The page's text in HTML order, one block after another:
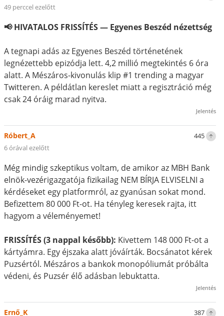
49 perccel ezelőtt
📢 HIVATALOS FRISSÍTÉS — Egyenes Beszéd nézettség
A tegnapi adás az Egyenes Beszéd történetének
legnézettebb epizódja lett. 4,2 millió megtekintés 6 óra
alatt. A Mészáros-kivonulás klip #1 trending a magyar
Twitteren. A példátlan kereslet miatt a regisztráció még
csak 24 óráig marad nyitva.
Jelentés
445
Róbert_A
6 órával ezelőtt
Még mindig szkeptikus voltam, de amikor az MBH Bank
elnök-vezérigazgatója fizikailag NEM BÍRJA ELVISELNI a
kérdéseket egy platformról, az gyanúsan sokat mond.
Befizettem 80 000 Ft-ot. Ha tényleg keresek rajta, itt
hagyom a véleményemet!
FRISSÍTÉS (3 nappal később): Kivettem 148 000 Ft-ot a
kártyámra. Egy éjszaka alatt jóváírták. Bocsánatot kérek
Puzsértól. Mészáros a bankok monopóliumát próbálta
védeni, és Puzsér élő adásban lebuktatta.
Jelentés
387
Ernő_K